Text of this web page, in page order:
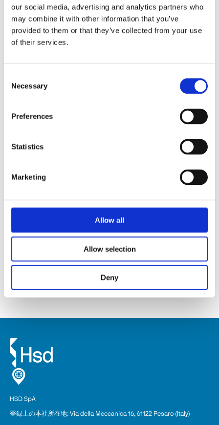
our social media, advertising and analytics partners who
may combine it with other information that you’ve
provided to them or that they’ve collected from your use
of their services.
Selection
Necessary
Preferences
Statistics
Marketing
Allow all
Allow selection
Deny
電動スピンドル ATC
高速・コンパクトなES3ライン電動スピンドルシリーズ
すべて表示
高トルク・高出力のES5ライン電動スピンドルシリーズ
は、金属加工向けの4軸および5軸マシニングセンタ用
すべて表示
HSD SpA
登録上の本社所在地: Via della Meccanica 16, 61122 Pesaro (Italy)